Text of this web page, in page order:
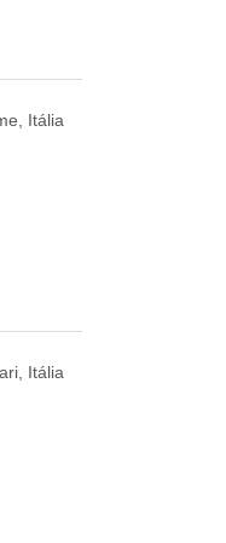
Itália
Itália